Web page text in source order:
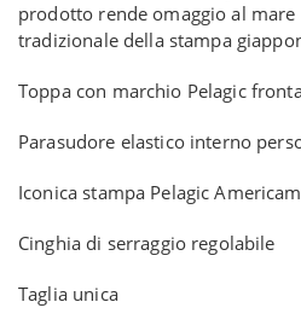
prodotto rende omaggio al
tradizionale della stampa
Toppa con marchio Pelagic
Parasudore elastico interno
Iconica stampa Pelagic
Cinghia di serraggio regolabile
Taglia unica